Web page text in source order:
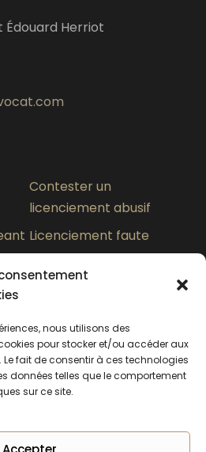
nous utilisons des
pour stocker et/ou accéder aux
fait de consentir à ces technologies
données telles que le comportement
sur ce site.
Édouard Herriot
Contester un
licenciement abusif
Licenciement faute
grave
Quel est le meilleur
travail à Lyon ?